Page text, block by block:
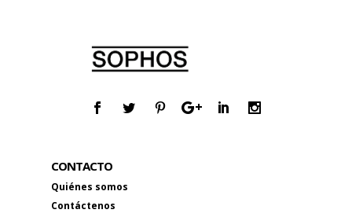
CONTACTO
Quiénes somos
Contáctenos